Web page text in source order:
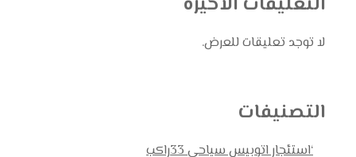
لا توجد تعليقات للعرض.
التصنيفات
‘استئجار اتوبيس سياحي 33راكب